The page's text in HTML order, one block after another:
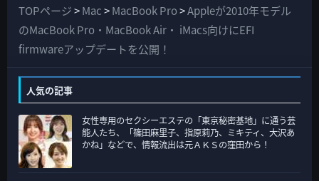
て
の
カ
リ
ー
TOPページ>Mac>MacBook Pro>Appleが2010年モデル
のMacBook Pro・MacBook Air・ iMacs向けにEFI
firmwareアップデートを公開！
人気の記事
女性専用のセクシーエステの「東京秘密基地」に通う芸
能人たち、「篠田麻里子、指原莉乃、ミキティ、大沢あ
かね」などで、情報流出は元ＡＫＳの窪田から！